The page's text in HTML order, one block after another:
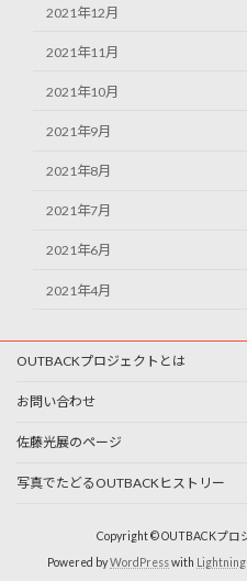
2021年12月
2021年11月
2021年10月
2021年9月
2021年8月
2021年7月
2021年6月
2021年4月
OUTBACKプロジェクトとは
お問い合わせ
佐藤光展のページ
写真でたどるOUTBACKヒストリー
Copyright © OUTBACKプロ
Powered byWordPresswith